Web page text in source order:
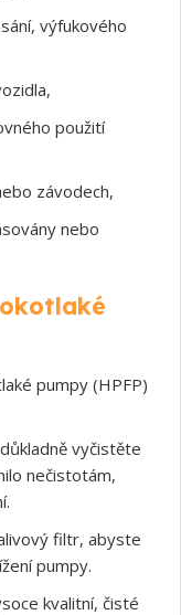
výfukového
použití
závodech,
nebo
pumpy (HPFP)
vyčistěte
nečistotám,
filtr, abyste
pumpy.
kvalitní, čisté